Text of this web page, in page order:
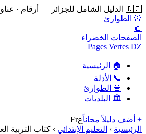
🇩🇿 الدليل الشامل للجزائر — أرقام · عناوين · وثائق
🚨 الطوارئ
📒
الصفحات الخضراء
Pages Vertes DZ
🏠 الرئيسية
📞 الأدلة
🚨 الطوارئ
🏛️ البلديات
+ أضف دليلاً مجاناًعFr
الرئيسية › التعليم الإبتدائي › كتاب التربية